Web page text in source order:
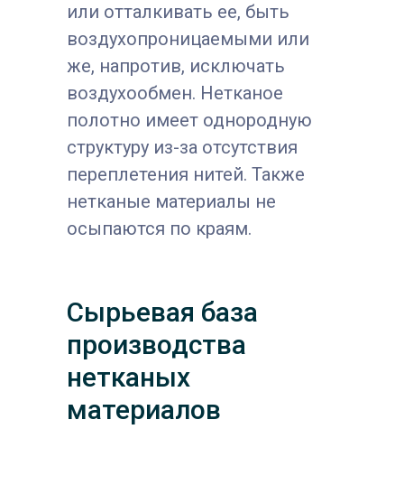
или отталкивать ее, быть
воздухопроницаемыми или
же, напротив, исключать
воздухообмен. Нетканое
полотно имеет однородную
структуру из-за отсутствия
переплетения нитей. Также
нетканые материалы не
осыпаются по краям.
Сырьевая база
производства
нетканых
материалов